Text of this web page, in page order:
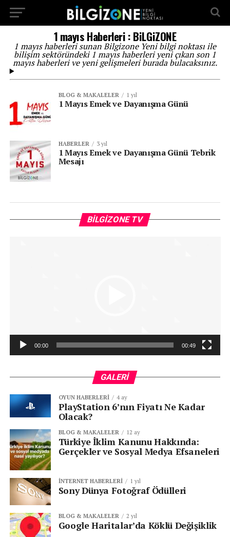
1 mayıs Haberleri : BiLGiZONE
1 mayıs haberleri sunan Bilgizone Yeni bilgi noktası ile
bilişim sektöründeki 1 mayıs haberleri yeni çıkan son 1
mayıs haberleri ve yeni gelişmeleri burada bulacaksınız.
BLOG & MAKALELER 1 yıl
1 Mayıs Emek ve Dayanışma Günü
HABERLER 3 yıl
1 Mayıs Emek ve Dayanışma Günü Tebrik
Mesajı
BILGIZONE TV
00:00 00:49
GALERI
OYUN HABERLERI 4 ay
PlayStation 6’nın Fiyatı Ne Kadar
Olacak?
BLOG & MAKALELER 12 ay
Türkiye İklim Kanunu Hakkında:
Gerçekler ve Sosyal Medya Efsaneleri
İNTERNET HABERLERI 1 yıl
Sony Dünya Fotoğraf Ödülleri
BLOG & MAKALELER 2 yıl
Google Haritalar’da Köklü Değişiklik